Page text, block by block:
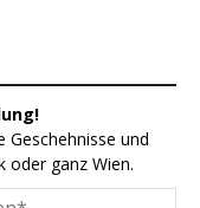
und
oder ganz Wien.